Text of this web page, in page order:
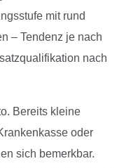
mit rund
– Tendenz je nach
nach
Bereits kleine
oder
sich bemerkbar.